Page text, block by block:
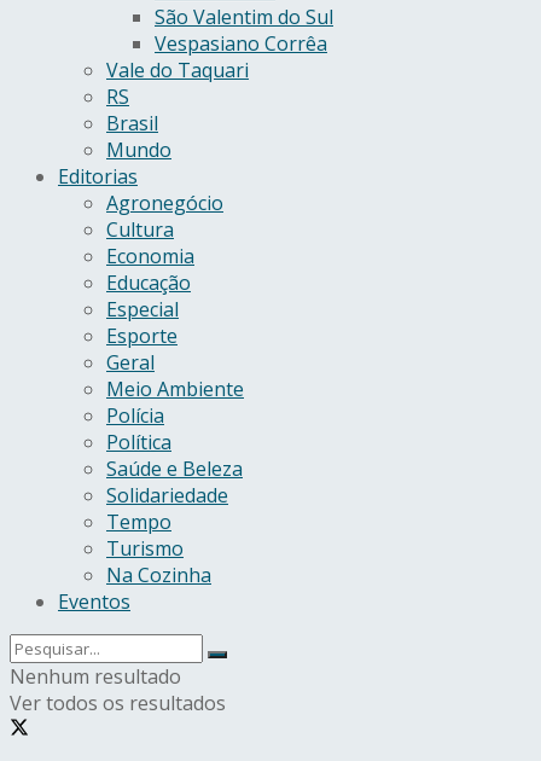
São Valentim do Sul
Vespasiano Corrêa
Vale do Taquari
RS
Brasil
Mundo
Editorias
Agronegócio
Cultura
Economia
Educação
Especial
Esporte
Geral
Meio Ambiente
Polícia
Política
Saúde e Beleza
Solidariedade
Tempo
Turismo
Na Cozinha
Eventos
Nenhum resultado
Ver todos os resultados